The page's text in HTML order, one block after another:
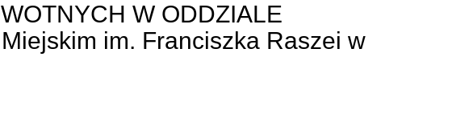
W ODDZIALE
im. Franciszka Raszei w